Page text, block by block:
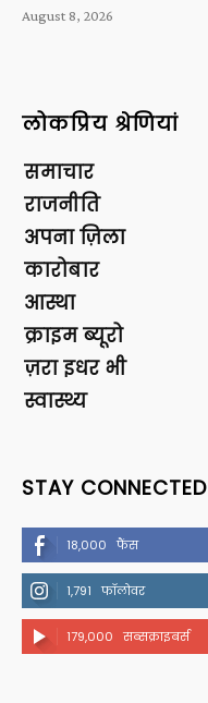
August 8, 2026
लोकप्रिय श्रेणियां
समाचार
राजनीति
अपना ज़िला
कारोबार
आस्था
क्राइम ब्यूरो
ज़रा इधर भी
स्वास्थ्य
STAY CONNECTED
18,000 फैंस
1,791 फॉलोवर
179,000 सब्सक्राइबर्स